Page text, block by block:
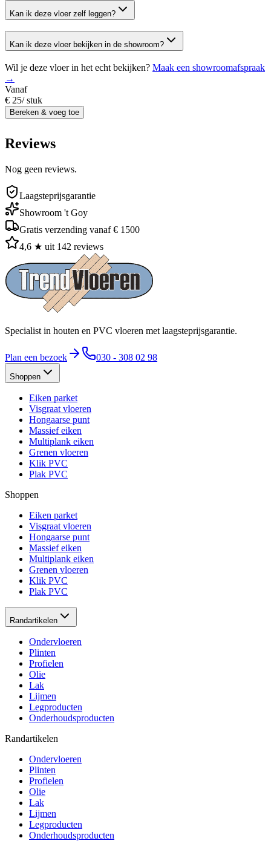
Kan ik deze vloer zelf leggen?
Kan ik deze vloer bekijken in de showroom?
Wil je deze vloer in het echt bekijken? Maak een showroomafspraak
→
Vanaf
€ 25/stuk
Bereken & voeg toe
Reviews
Nog geen reviews.
Laagsteprijsgarantie
Showroom 't Goy
Gratis verzending vanaf € 1500
4,6 ★ uit 142 reviews
Specialist in houten en PVC vloeren met laagsteprijsgarantie.
Plan een bezoek 030 - 308 02 98
Shoppen
Eiken parket
Visgraat vloeren
Hongaarse punt
Massief eiken
Multiplank eiken
Grenen vloeren
Klik PVC
Plak PVC
Shoppen
Eiken parket
Visgraat vloeren
Hongaarse punt
Massief eiken
Multiplank eiken
Grenen vloeren
Klik PVC
Plak PVC
Randartikelen
Ondervloeren
Plinten
Profielen
Olie
Lak
Lijmen
Legproducten
Onderhoudsproducten
Randartikelen
Ondervloeren
Plinten
Profielen
Olie
Lak
Lijmen
Legproducten
Onderhoudsproducten